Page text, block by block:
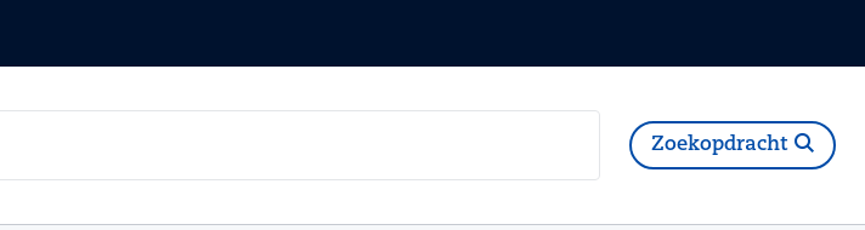
Zoekopdracht